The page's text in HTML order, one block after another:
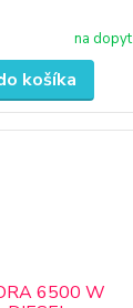
na dopyt
košíka